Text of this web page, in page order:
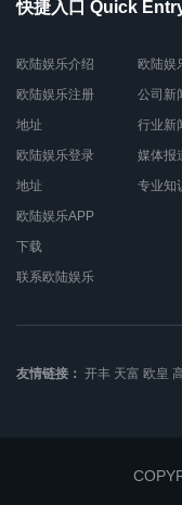
快捷入口 Quick
欧陆娱乐介绍
欧陆娱乐注册
地址
欧陆娱乐登录
地址
欧陆娱乐APP
下载
联系欧陆娱乐
欧陆娱
公司新
行业新
媒体报
专业知
友情链接： 开丰 天富 欧皇